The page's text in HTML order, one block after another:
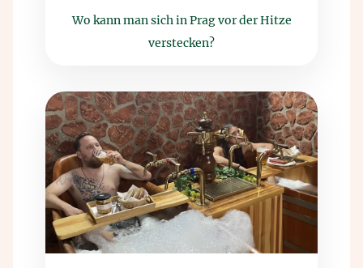
Wo kann man sich in Prag vor der Hitze
verstecken?